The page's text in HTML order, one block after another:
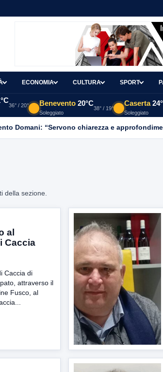
ECONOMIA CULTURA SPORT
36° / 20° Benevento 20°C
Soleggiato
38° / 19°
Caserta
Soleggiato
Domani: “Servono chiarezza e
della sezione.
al
Caccia
Caccia di
attraverso il
Fusco, al